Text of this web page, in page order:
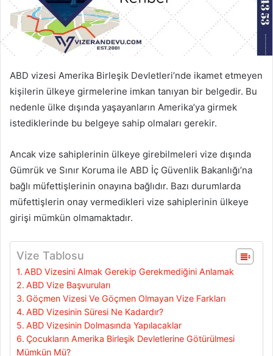
ABD vizesi Amerika Birleşik Devletleri’nde ikamet etmeyen
kişilerin ülkeye girmelerine imkan tanıyan bir belgedir. Bu
nedenle ülke dışında yaşayanların Amerika’ya girmek
istediklerinde bu belgeye sahip olmaları gerekir.
Ancak vize sahiplerinin ülkeye girebilmeleri vize dışında
Gümrük ve Sınır Koruma ile ABD İç Güvenlik Bakanlığı’na
bağlı müfettişlerinin onayına bağlıdır. Bazı durumlarda
müfettişlerin onay vermedikleri vize sahiplerinin ülkeye
girişi mümkün olmamaktadır.
Vize Tablosu
ABD Vizesini Almak Gerekip Gerekmediğini Anlamak
ABD Vize Başvuruları
Göçmen Vizesi Ve Göçmen Olmayan Vize Farkları
ABD Vizesinin Süresi Ne Kadardır?
ABD Vizesinin Dolmasında Yapılacaklar
Çocukların Amerika Birleşik Devletlerine Götürülmesi
Mümkün Mü?